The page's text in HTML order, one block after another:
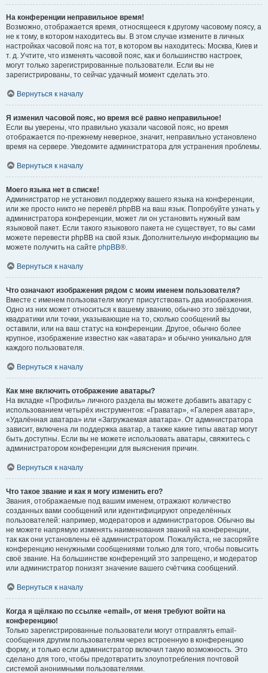
На конференции неправильное время!
Возможно, отображается время, относящееся к другому часовому поясу, а
не к тому, в котором находитесь вы. В этом случае измените в личных
настройках часовой пояс на тот, в котором вы находитесь: Москва, Киев и
т. д. Учтите, что изменять часовой пояс, как и большинство настроек,
могут только зарегистрированные пользователи. Если вы не
зарегистрированы, то сейчас удачный момент сделать это.
Вернуться к началу
Я изменил часовой пояс, но время всё равно неправильное!
Если вы уверены, что правильно указали часовой пояс, но время
отображается по-прежнему неверное, значит, неправильно установлено
время на сервере. Уведомите администратора для устранения проблемы.
Вернуться к началу
Моего языка нет в списке!
Администратор не установил поддержку вашего языка на конференции,
или же просто никто не перевёл phpBB на ваш язык. Попробуйте узнать у
администратора конференции, может ли он установить нужный вам
языковой пакет. Если такого языкового пакета не существует, то вы сами
можете перевести phpBB на свой язык. Дополнительную информацию вы
можете получить на сайте phpBB®.
Вернуться к началу
Что означают изображения рядом с моим именем пользователя?
Вместе с именем пользователя могут присутствовать два изображения.
Одно из них может относиться к вашему званию, обычно это звёздочки,
квадратики или точки, указывающие на то, сколько сообщений вы
оставили, или на ваш статус на конференции. Другое, обычно более
крупное, изображение известно как «аватара» и обычно уникально для
каждого пользователя.
Вернуться к началу
Как мне включить отображение аватары?
На вкладке «Профиль» личного раздела вы можете добавить аватару с
использованием четырёх инструментов: «Граватар», «Галерея аватар»,
«Удалённая аватара» или «Загружаемая аватара». От администратора
зависит, включена ли поддержка аватар, а также какие типы аватар могут
быть доступны. Если вы не можете использовать аватары, свяжитесь с
администратором конференции для выяснения причин.
Вернуться к началу
Что такое звание и как я могу изменить его?
Звания, отображаемые под вашим именем, отражают количество
созданных вами сообщений или идентифицируют определённых
пользователей: например, модераторов и администраторов. Обычно вы
не можете напрямую изменять наименования званий на конференции,
так как они установлены её администратором. Пожалуйста, не засоряйте
конференцию ненужными сообщениями только для того, чтобы повысить
своё звание. На большинстве конференций это запрещено, и модератор
или администратор понизят значение вашего счётчика сообщений.
Вернуться к началу
Когда я щёлкаю по ссылке «email», от меня требуют войти на
конференцию!
Только зарегистрированные пользователи могут отправлять email-
сообщения другим пользователям через встроенную в конференцию
форму, и только если администратор включил такую возможность. Это
сделано для того, чтобы предотвратить злоупотребления почтовой
системой анонимными пользователями.